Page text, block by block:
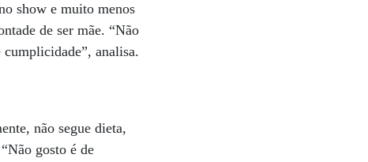
show e muito menos
de ser mãe. “Não
analisa.
não segue dieta,
gosto é de